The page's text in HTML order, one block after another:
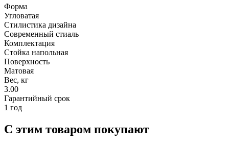
Форма
Угловатая
Стилистика дизайна
Современный стиаль
Комплектация
Стойка напольная
Поверхность
Матовая
Вес, кг
3.00
Гарантийный срок
1 год
С этим товаром покупают